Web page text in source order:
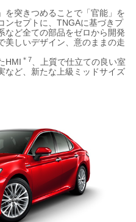
突きつめることで「官能」を
ンセプトに、TNGAに基づきプ
など全ての部品をゼロから開発
美しいデザイン、意のままの走
HMI ＊7
、上質で仕立ての良い室
など、新たな上級ミッドサイズ